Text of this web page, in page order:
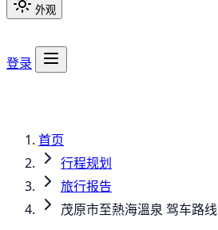
外观
登录
首页
行程规划
旅行报告
茂原市至熱海溫泉 驾车路线